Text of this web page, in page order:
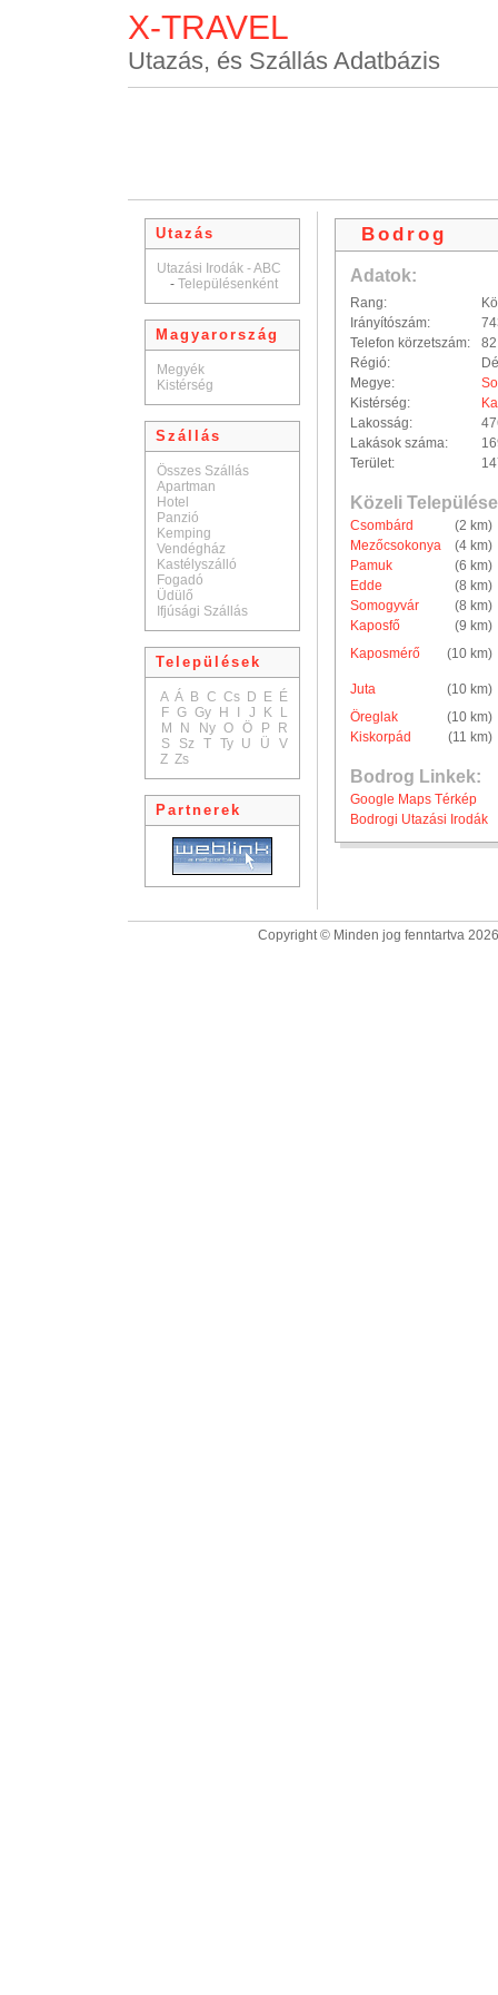
X-TRAVEL
Utazás, és Szállás Adatbázis
Utazás
Utazási Irodák - ABC
- Településenként
Magyarország
Megyék
Kistérség
Szállás
Összes Szállás
Apartman
Hotel
Panzió
Kemping
Vendégház
Kastélyszálló
Fogadó
Üdülő
Ifjúsági Szállás
Települések
A Á B C Cs D E É
F G Gy H J K
L
M
N Ny O Ö P
R
S
Sz T Ty U Ü
V
Z Zs
Partnerek
Bodrog
Adatok:
Rang:
Irányítószám:
Telefon körzetszám:
82
Régió:
Megye:
Kistérség:
Lakosság:
Lakások száma:
Terület:
Közeli
Csombárd
(2 km)
Mezőcsokonya
(4 km)
Pamuk
(6 km)
Edde
(8 km)
Somogyvár
(8 km)
Kaposfő
(9 km)
Kaposmérő
(10 km)
Juta
(10 km)
Öreglak
(10 km)
Kiskorpád
(11 km)
Bodrog Linkek:
Google Maps Térkép
Bodrogi Utazási Irodák
Copyright © Minden jog fenntartva